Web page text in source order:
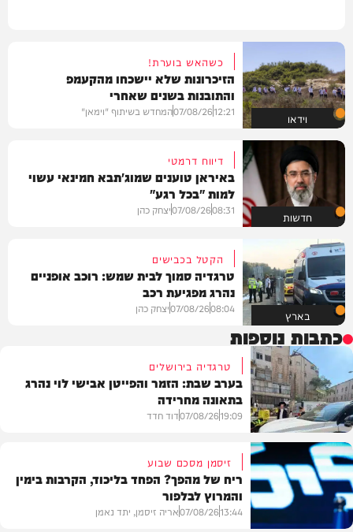
וידאו
כשהאש בוערת!
הזיכרונות שלא יישכחו מהקעמפ
והתובנות בשנים שאחרי
12:21
07/08/26המחדש בשיתוף "וימאן"
חדשות
דיווח דרמטי
באיראן טוענים שמוג'תבא חמינאי עשוי
למות "בכל רגע"
08:31
07/08/26יצחק כהן
בארץ
הקטל בכבישים
טרגדיה סמוך לבית שמש: רוכב אופניים
נהרג מפגיעת רכב
08:04
07/08/26יצחק כהן
כתבות נוספות
בארץ
טרגדיה בירושלים
בערב שבת: הזמר והפייטן אבישי לוי נהרג
בתאונה מחרידה
19:09
07/08/26דוד חדד
זיסמן מסכם שבוע
ריח של מהפך? הפחד בליכוד, הקרבות בימין
והמרוץ לבלפור
13:44
07/08/26אריה זיסמן, יתד נאמן